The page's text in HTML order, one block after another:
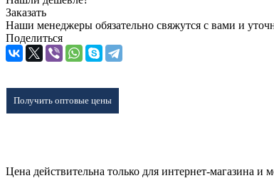
Заказать
Наши менеджеры обязательно свяжутся с вами и
Поделиться
Получить оптовые цены
Цена действительна только для интернет-магазина и